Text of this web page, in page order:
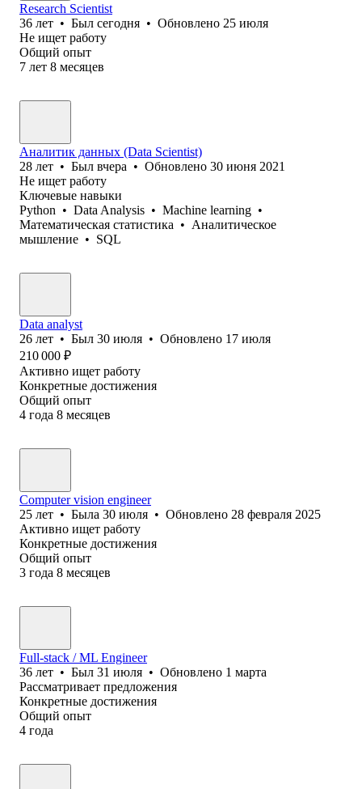
Research Scientist
36 лет • Был сегодня • Обновлено 25 июля
Не ищет работу
Общий опыт
7 лет 8 месяцев
Аналитик данных (Data Scientist)
28 лет • Был вчера • Обновлено 30 июня 2021
Не ищет работу
Ключевые навыки
Python • Data Analysis • Machine learning •
Математическая статистика • Аналитическое
мышление • SQL
Data analyst
26 лет • Был 30 июля • Обновлено 17 июля
210 000 ₽
Активно ищет работу
Конкретные достижения
Общий опыт
4 года 8 месяцев
Computer vision engineer
25 лет • Была 30 июля • Обновлено 28 февраля 2025
Активно ищет работу
Конкретные достижения
Общий опыт
3 года 8 месяцев
Full-stack / ML Engineer
36 лет • Был 31 июля • Обновлено 1 марта
Рассматривает предложения
Конкретные достижения
Общий опыт
4 года